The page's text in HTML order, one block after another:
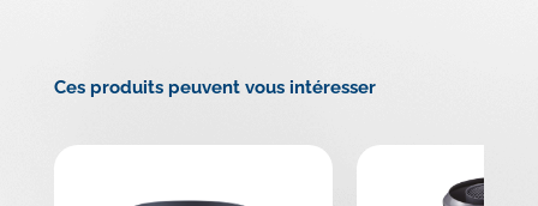
Ces produits peuvent vous intéresser